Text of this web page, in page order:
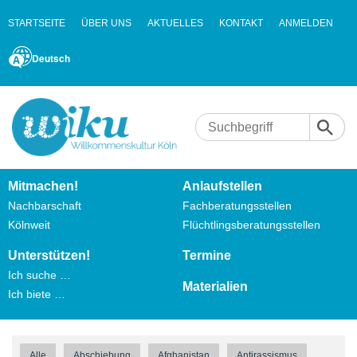
STARTSEITE ÜBER UNS AKTUELLES KONTAKT ANMELDEN
Deutsch
Mitmachen!
Nachbarschaft
Kölnweit
Anlaufstellen
Fachberatungsstellen
Flüchtlingsberatungsstellen
Unterstützen!
Ich suche …
Ich biete …
Termine
Materialien